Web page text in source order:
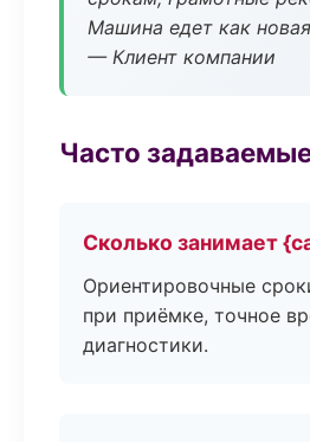
Машина едет как
— Клиент компании
Часто
Сколько занимает
Ориентировочные
при приёмке, точное
диагностики.